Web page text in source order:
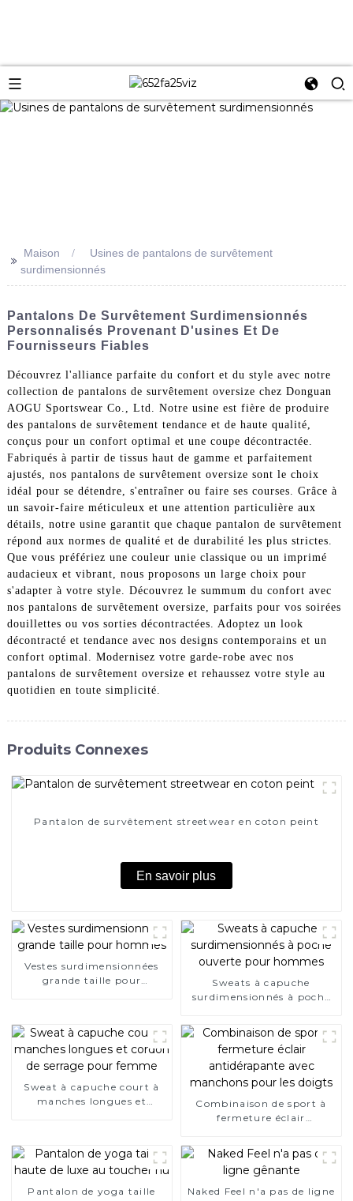
>> Maison
Usines de pantalons de survêtement
surdimensionnés
Pantalons De Survêtement Surdimensionnés
Personnalisés Provenant D'usines Et De
Fournisseurs Fiables
Découvrez l'alliance parfaite du confort et du style avec notre
collection de pantalons de survêtement oversize chez Donguan
AOGU Sportswear Co., Ltd. Notre usine est fière de produire
des pantalons de survêtement tendance et de haute qualité,
conçus pour un confort optimal et une coupe décontractée.
Fabriqués à partir de tissus haut de gamme et parfaitement
ajustés, nos pantalons de survêtement oversize sont le choix
idéal pour se détendre, s'entraîner ou faire ses courses. Grâce à
un savoir-faire méticuleux et une attention particulière aux
détails, notre usine garantit que chaque pantalon de survêtement
répond aux normes de qualité et de durabilité les plus strictes.
Que vous préfériez une couleur unie classique ou un imprimé
audacieux et vibrant, nous proposons un large choix pour
s'adapter à votre style. Découvrez le summum du confort avec
nos pantalons de survêtement oversize, parfaits pour vos soirées
douillettes ou vos sorties décontractées. Adoptez un look
décontracté et tendance avec nos designs contemporains et un
confort optimal. Modernisez votre garde-robe avec nos
pantalons de survêtement oversize et rehaussez votre style au
quotidien en toute simplicité.
Produits Connexes
Pantalon de survêtement streetwear en coton peint
En savoir plus
Vestes surdimensionnées
grande taille pour
Sweats à capuche
surdimensionnés à poche
Sweat à capuche court à
manches longues et
Combinaison de sport à
fermeture éclair
manchons pour les doigts
Pantalon de yoga taille
Naked Feel n'a pas de ligne